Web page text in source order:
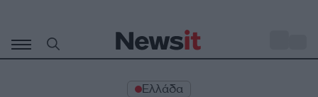
περιεχόμενο
Ελλάδα